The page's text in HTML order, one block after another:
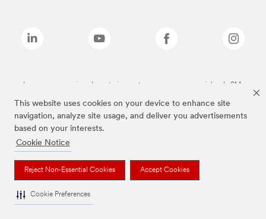
This website uses cookies on your device to enhance site
navigation, analyze site usage, and deliver you advertisements
based on your interests.
Cookie Notice
Reject Non-Essential Cookies Accept Cookies
Cookie Preferences
Las marcas mencionadas anteriormente son marcas comerciales de 3M.